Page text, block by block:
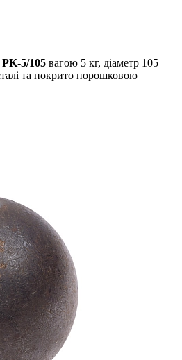
5/105 вагою 5 кг, діаметр 105
та покрито порошковою